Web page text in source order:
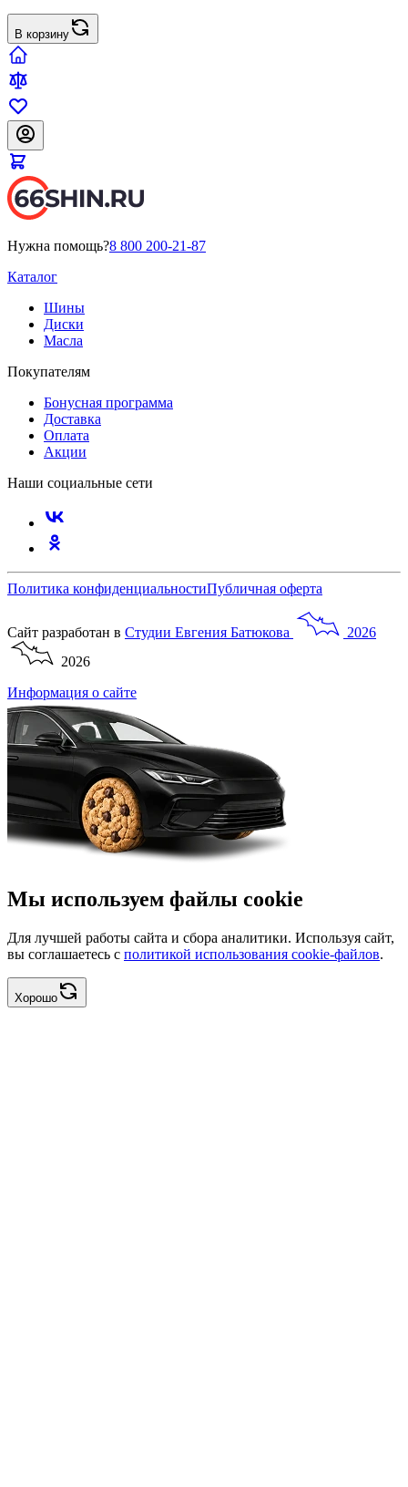
В корзину
Нужна помощь?8 800 200-21-87
Каталог
Шины
Диски
Масла
Покупателям
Бонусная программа
Доставка
Оплата
Акции
Наши социальные сети
Политика конфиденциальностиПубличная оферта
Сайт разработан в Студии Евгения Батюкова
2026
2026
Информация о сайте
Мы используем файлы cookie
Для лучшей работы сайта и сбора аналитики. Используя сайт,
вы соглашаетесь с политикой использования cookie-файлов.
Хорошо